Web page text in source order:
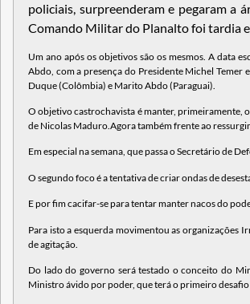
policiais, surpreenderam e pegaram a
Comando Militar do Planalto foi tardia
Um ano após os objetivos são os mesmos. A data
Abdo, com a presença do Presidente Michel Temer
Duque (Colômbia) e Marito Abdo (Paraguai).
O objetivo castrochavista é manter, primeiramente,
de Nicolas Maduro.Agora também frente ao
Em especial na semana, que passa o Secretário de
O segundo foco é a tentativa de criar ondas de
E por fim cacifar-se para tentar manter nacos do
Para isto a esquerda movimentou as organizações
de agitação.
Do lado do governo será testado o conceito do
Ministro ávido por poder, que terá o primeiro desafio